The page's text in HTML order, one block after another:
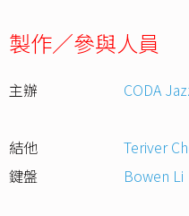
製作／參與人員
主辦 CODA
結他
Teriver
鍵盤
Bowen Li